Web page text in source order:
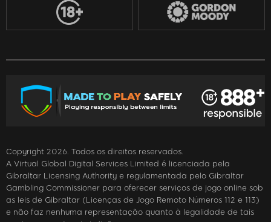
Copyright 2026. Todos os direitos reservados.
A Virtual Global Digital Services Limited é licenciada pela
Gibraltar Licensing Authority e regulamentada pelo Gibraltar
Gambling Commissioner para oferecer serviços de jogo online sob
as leis de Gibraltar (Licenças de Jogo Remoto Números 112 e 113)
e não faz nenhuma representação quanto à legalidade de tais